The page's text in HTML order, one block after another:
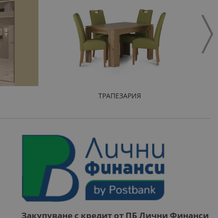
ТРАПЕЗАРИЯ
Закупуване с кредит от ПБ Лични Финанси